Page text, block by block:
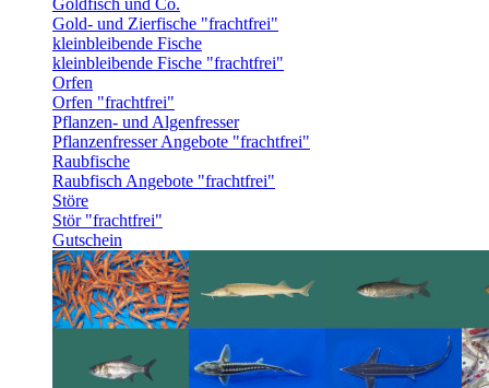
Gold- und Zierfische "frachtfrei"
kleinbleibende Fische
kleinbleibende Fische "frachtfrei"
Orfen
Orfen "frachtfrei"
Pflanzen- und Algenfresser
Pflanzenfresser Angebote "frachtfrei"
Raubfische
Raubfisch Angebote "frachtfrei"
Störe
Stör "frachtfrei"
Gutschein